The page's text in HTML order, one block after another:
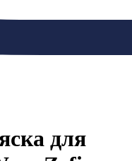
для